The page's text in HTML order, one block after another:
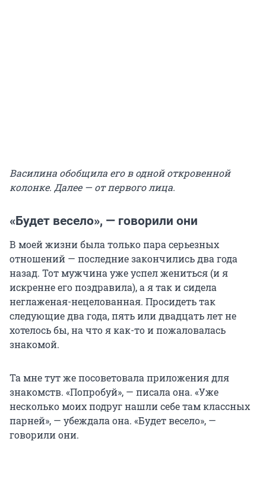
Василина обобщила его в одной откровенной
колонке. Далее — от первого лица.
«Будет весело», — говорили они
В моей жизни была только пара серьезных
отношений — последние закончились два года
назад. Тот мужчина уже успел жениться (и я
искренне его поздравила), а я так и сидела
неглаженая-нецелованная. Просидеть так
следующие два года, пять или двадцать лет не
хотелось бы, на что я как-то и пожаловалась
знакомой.
Та мне тут же посоветовала приложения для
знакомств. «Попробуй», — писала она. «Уже
несколько моих подруг нашли себе там классных
парней», — убеждала она. «Будет весело», —
говорили они.